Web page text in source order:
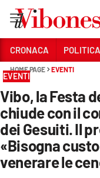
Sezioni
CRONACA
POLITICA
SANITÀ
AMBIENTE
CRONACA POLITICA
HOME PAGE EVENTI
EVENTI
Vibo, la Festa
chiude con il
dei Gesuiti. Il
«Bisogna
venerare le